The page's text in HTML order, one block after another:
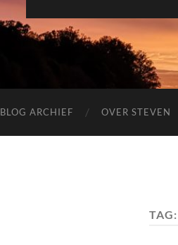
BLOG ARCHIEF OVER STEVEN
TAG: